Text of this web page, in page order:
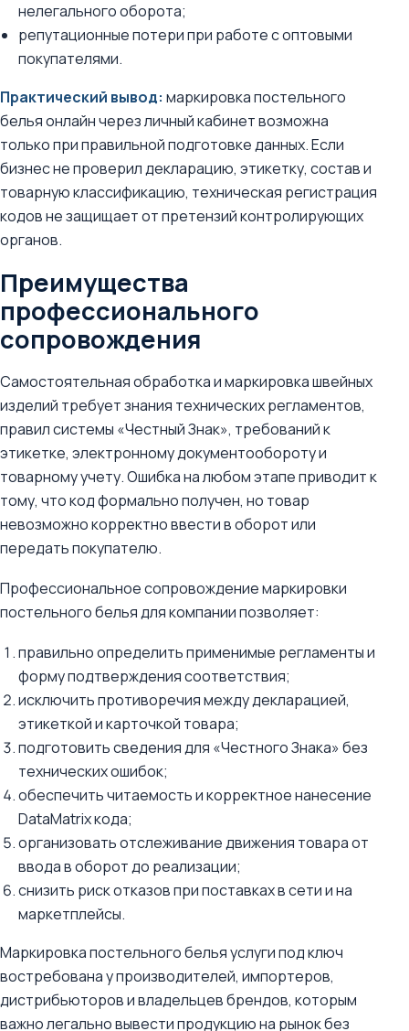
нелегального оборота;
репутационные потери при работе с оптовыми
покупателями.
Практический вывод: маркировка постельного
белья онлайн через личный кабинет возможна
только при правильной подготовке данных. Если
бизнес не проверил декларацию, этикетку, состав и
товарную классификацию, техническая регистрация
кодов не защищает от претензий контролирующих
органов.
Преимущества
профессионального
сопровождения
Самостоятельная обработка и маркировка швейных
изделий требует знания технических регламентов,
правил системы «Честный Знак», требований к
этикетке, электронному документообороту и
товарному учету. Ошибка на любом этапе приводит к
тому, что код формально получен, но товар
невозможно корректно ввести в оборот или
передать покупателю.
Профессиональное сопровождение маркировки
постельного белья для компании позволяет:
правильно определить применимые регламенты и
форму подтверждения соответствия;
исключить противоречия между декларацией,
этикеткой и карточкой товара;
подготовить сведения для «Честного Знака» без
технических ошибок;
обеспечить читаемость и корректное нанесение
DataMatrix кода;
организовать отслеживание движения товара от
ввода в оборот до реализации;
снизить риск отказов при поставках в сети и на
маркетплейсы.
Маркировка постельного белья услуги под ключ
востребована у производителей, импортеров,
дистрибьюторов и владельцев брендов, которым
важно легально вывести продукцию на рынок без